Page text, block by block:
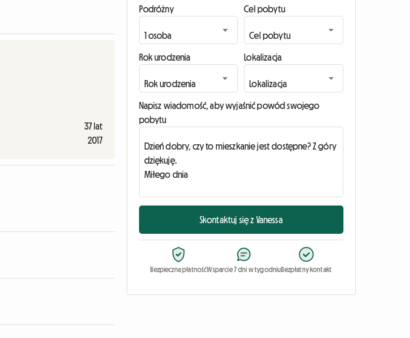
37 lat
2017
Podróżny Cel pobytu
Rok urodzenia Lokalizacja
Napisz wiadomość, aby wyjaśnić powód swojego
pobytu
Skontaktuj się z Vanessa
Bezpieczna płatnośćWsparcie 7 dni w tygodniuBezpłatny kontakt